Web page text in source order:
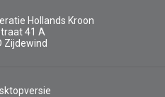
Hollands Kroon
41 A
Zijdewind